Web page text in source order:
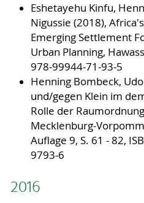
Eshetayehu Kinfu,
Nigussie (2018),
Emerging Settlement
Urban Planning,
978-99944-71-93-5
Henning Bombeck,
und/gegen Klein im
Rolle der
Mecklenburg-
Auflage 9, S. 61 - 82,
9793-6
2016